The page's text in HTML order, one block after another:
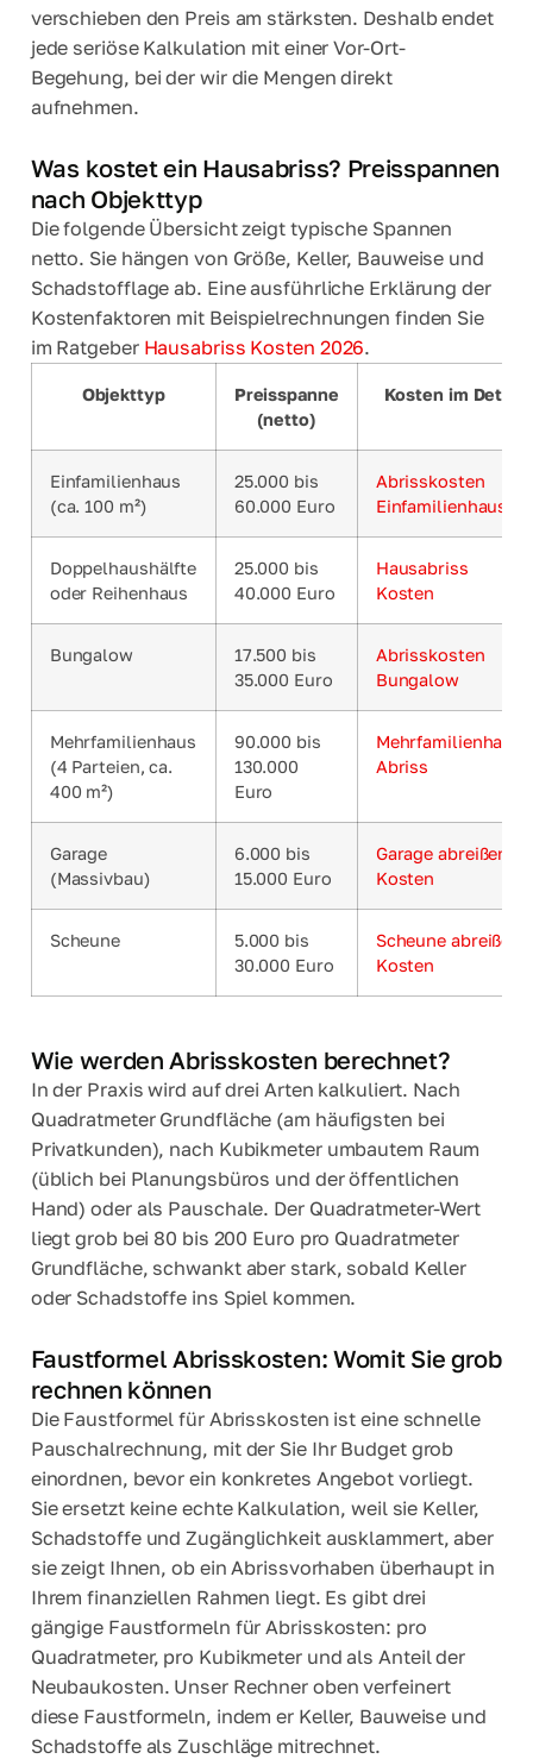
verschieben den Preis am stärksten. Deshalb endet
jede seriöse Kalkulation mit einer Vor-Ort-
Begehung, bei der wir die Mengen direkt
aufnehmen.
Was kostet ein Hausabriss? Preisspannen
nach Objekttyp
Die folgende Übersicht zeigt typische Spannen
netto. Sie hängen von Größe, Keller, Bauweise und
Schadstofflage ab. Eine ausführliche Erklärung der
Kostenfaktoren mit Beispielrechnungen finden Sie
im Ratgeber Hausabriss Kosten 2026.
Objekttyp
Preisspanne
(netto)
Kosten im Detail
Einfamilienhaus
(ca. 100 m²)
25.000 bis
60.000 Euro
Abrisskosten
Einfamilienhaus
Doppelhaushälfte
oder Reihenhaus
25.000 bis
40.000 Euro
Hausabriss
Kosten
Bungalow
17.500 bis
35.000 Euro
Abrisskosten
Bungalow
Mehrfamilienhaus
(4 Parteien, ca.
400 m²)
90.000 bis
130.000
Euro
Mehrfamilienhaus-
Abriss
Garage
(Massivbau)
6.000 bis
15.000 Euro
Garage abreißen:
Kosten
Scheune
5.000 bis
30.000 Euro
Scheune abreißen:
Kosten
Wie werden Abrisskosten berechnet?
In der Praxis wird auf drei Arten kalkuliert. Nach
Quadratmeter Grundfläche (am häufigsten bei
Privatkunden), nach Kubikmeter umbautem Raum
(üblich bei Planungsbüros und der öffentlichen
Hand) oder als Pauschale. Der Quadratmeter-Wert
liegt grob bei 80 bis 200 Euro pro Quadratmeter
Grundfläche, schwankt aber stark, sobald Keller
oder Schadstoffe ins Spiel kommen.
Faustformel Abrisskosten: Womit Sie grob
rechnen können
Die Faustformel für Abrisskosten ist eine schnelle
Pauschalrechnung, mit der Sie Ihr Budget grob
einordnen, bevor ein konkretes Angebot vorliegt.
Sie ersetzt keine echte Kalkulation, weil sie Keller,
Schadstoffe und Zugänglichkeit ausklammert, aber
sie zeigt Ihnen, ob ein Abrissvorhaben überhaupt in
Ihrem finanziellen Rahmen liegt. Es gibt drei
gängige Faustformeln für Abrisskosten: pro
Quadratmeter, pro Kubikmeter und als Anteil der
Neubaukosten. Unser Rechner oben verfeinert
diese Faustformeln, indem er Keller, Bauweise und
Schadstoffe als Zuschläge mitrechnet.